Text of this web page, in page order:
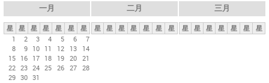
一月
星 星 星 星 星 星
星
1
2 3 4 5 6
7
8
9 10 11 12 13
14
15 16 17 18 19 20 21
22 23 24 25 26 27 28
29 30 31
二月
星 星 星 星 星 星 星
三月
星 星 星 星 星 星 星